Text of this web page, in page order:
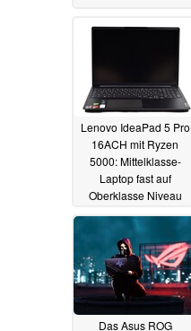
Lenovo IdeaPad 5 Pro
16ACH mit Ryzen
5000: Mittelklasse-
Laptop fast auf
Oberklasse Niveau
04.09.2021
Das Asus ROG